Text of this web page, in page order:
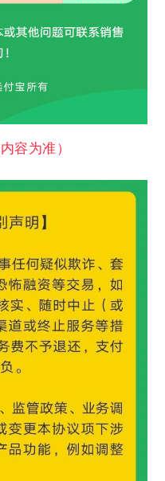
容为准）